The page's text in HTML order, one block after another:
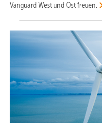
Vanguard West und Ostfreuen.